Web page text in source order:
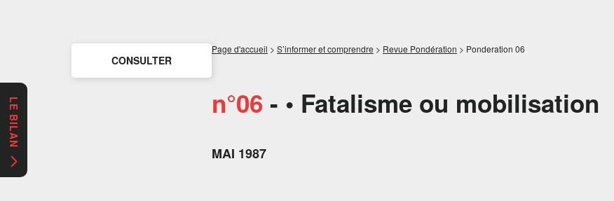
CONSULTER
Page d'accueil > S’informer et comprendre > Revue Pondération > Ponderation 06
n°06 - • Fatalisme ou mobilisation
MAI 1987
LE BILAN